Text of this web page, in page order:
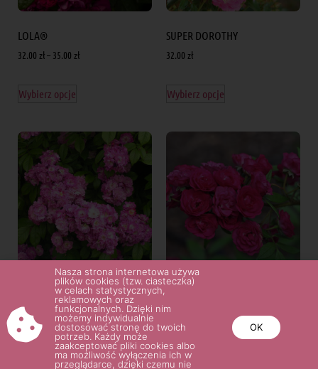
LOLA®
32.00 zł– 35.00 zł
Wybierz opcje
SUPER DOROTHY
32.00 zł
Wybierz opcje
PERENNIAL BLUE®
27.00 35.00zł
Wybierz opcje
DINKY®
32.00
Wybierz opcje
Nasza strona internetowa używa
plików cookies (tzw. ciasteczka)
w celach statystycznych,
reklamowych oraz
funkcjonalnych. Dzięki nim
możemy indywidualnie
dostosować stronę do twoich
potrzeb. Każdy może
zaakceptować pliki cookies albo
ma możliwość wyłączenia ich w
przeglądarce, dzięki czemu nie
OK